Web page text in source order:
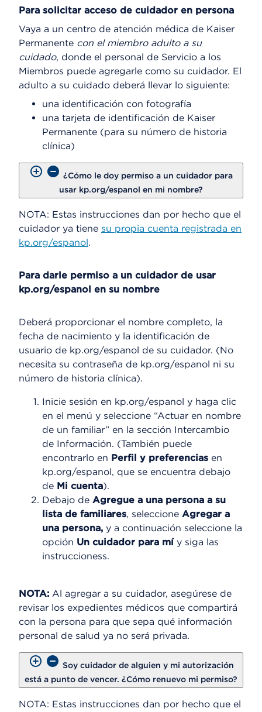
Para solicitar acceso de cuidador en persona
Vaya a un centro de atención médica de Kaiser
Permanente con el miembro adulto a su
cuidado, donde el personal de Servicio a los
Miembros puede agregarle como su cuidador. El
adulto a su cuidado deberá llevar lo siguiente:
una identificación con fotografía
una tarjeta de identificación de Kaiser
Permanente (para su número de historia
clínica)
¿Cómo le doy permiso a un cuidador para
usar kp.org/espanol en mi nombre?
NOTA: Estas instrucciones dan por hecho que el
cuidador ya tiene su propia cuenta registrada en
kp.org/espanol.
Para darle permiso a un cuidador de usar
kp.org/espanol en su nombre
Deberá proporcionar el nombre completo, la
fecha de nacimiento y la identificación de
usuario de kp.org/espanol de su cuidador. (No
necesita su contraseña de kp.org/espanol ni su
número de historia clínica).
Inicie sesión en kp.org/espanol y haga clic
en el menú y seleccione “Actuar en nombre
de un familiar” en la sección Intercambio
de Información. (También puede
encontrarlo en Perfil y preferencias en
kp.org/espanol, que se encuentra debajo
de Mi cuenta).
Debajo de Agregue a una persona a su
lista de familiares, seleccione Agregar a
una persona, y a continuación seleccione la
opción Un cuidador para mí y siga las
instruccioness.
NOTA: Al agregar a su cuidador, asegúrese de
revisar los expedientes médicos que compartirá
con la persona para que sepa qué información
personal de salud ya no será privada.
Soy cuidador de alguien y mi autorización
está a punto de vencer. ¿Cómo renuevo mi permiso?
NOTA: Estas instrucciones dan por hecho que el